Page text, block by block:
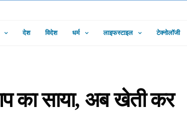
देश विदेश धर्म लाइफस्टाइल टेक्नोलॉजी
का साया, अब खेती कर